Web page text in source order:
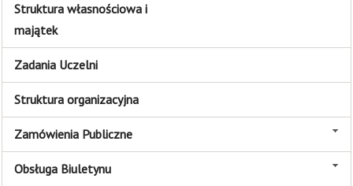
Struktura własnościowa i
majątek
Zadania Uczelni
Struktura organizacyjna
Zamówienia Publiczne
Obsługa Biuletynu